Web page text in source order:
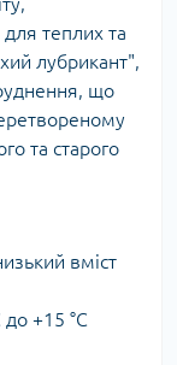
теплих та
лубрикант",
що
та старого
вміст
до +15 °C